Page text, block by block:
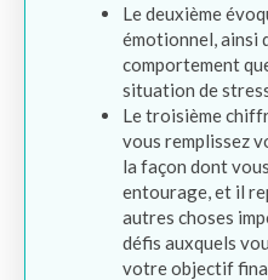
Le deuxième
émotionnel, ainsi
comportement
situation de
Le troisième
vous remplissez
la façon dont
entourage, et il
autres choses
défis auxquels
votre objectif